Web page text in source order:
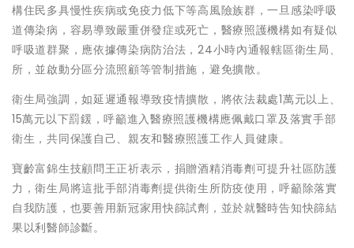
構住民多具慢性疾病或免疫力低下等高風險族群，一旦感染呼吸
道傳染病，容易導致嚴重併發症或死亡，醫療照護機構如有疑似
呼吸道群聚，應依據傳染病防治法，24小時內通報轄區衛生局、
所，並啟動分區分流照顧等管制措施，避免擴散。
衛生局強調，如延遲通報導致疫情擴散，將依法裁處1萬元以上、
15萬元以下罰鍰，呼籲進入醫療照護機構應佩戴口罩及落實手部
衛生，共同保護自己、親友和醫療照護工作人員健康。
寶齡富錦生技顧問王正祈表示，捐贈酒精消毒劑可提升社區防護
力，衛生局將這批手部消毒劑提供衛生所防疫使用，呼籲除落實
自我防護，也要善用新冠家用快篩試劑，並於就醫時告知快篩結
果以利醫師診斷。